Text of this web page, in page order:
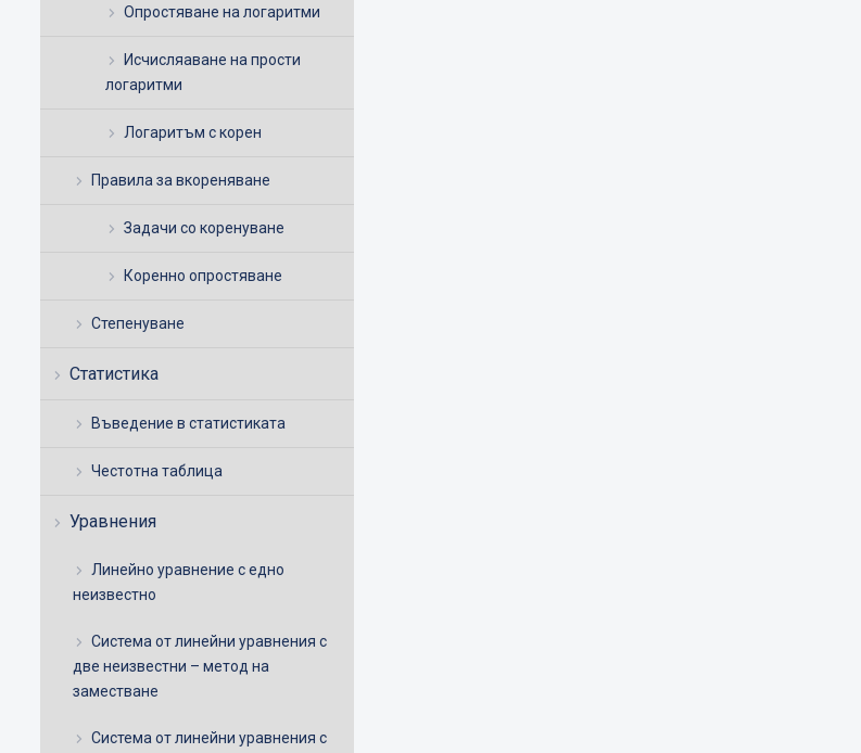
Опростяване на логаритми
Исчисляаване на прости
логаритми
Логаритъм с корен
Правила за вкореняване
Задачи со коренуване
Коренно опростяване
Степенуване
Статистика
Въведение в статистиката
Честотна таблица
Уравнения
Линейно уравнение с едно
неизвестно
Система от линейни уравнения с
две неизвестни – метод на
заместване
Система от линейни уравнения с